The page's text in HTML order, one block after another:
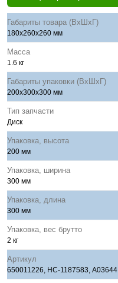
Габариты товара (ВхШхГ)
180x260x260 мм
Масса
1.6 кг
Габариты упаковки (ВхШхГ)
200x300x300 мм
Тип запчасти
Диск
Упаковка, высота
200 мм
Упаковка, ширина
300 мм
Упаковка, длина
300 мм
Упаковка, вес брутто
2 кг
Артикул
650011226, НС-1187583, A03644